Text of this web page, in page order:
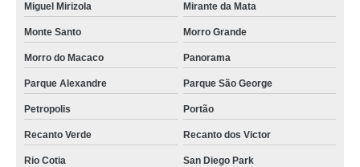
Miguel Mirizola Mirante da Mata
Monte Santo Morro Grande
Morro do Macaco Panorama
Parque Alexandre Parque São George
Petropolis Portão
Recanto Verde Recanto dos Victor
Rio Cotia San Diego Park